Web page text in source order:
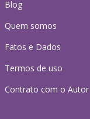
Blog
Quem somos
Fatos e Dados
Termos de uso
Contrato com o Autor